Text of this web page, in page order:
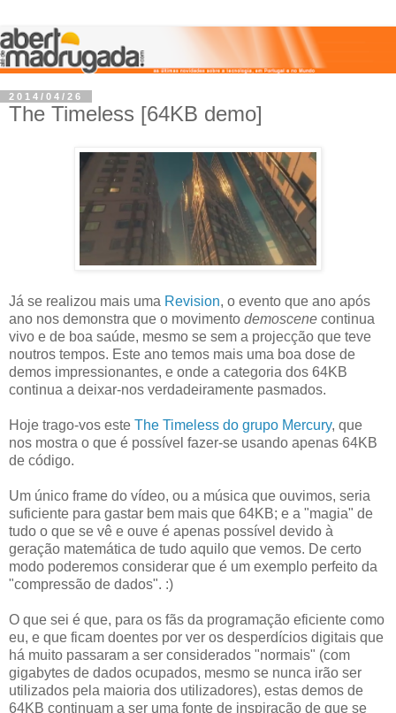
2014/04/26
The Timeless [64KB demo]
Já se realizou mais uma Revision, o evento que ano após
ano nos demonstra que o movimento demoscene continua
vivo e de boa saúde, mesmo se sem a projecção que teve
noutros tempos. Este ano temos mais uma boa dose de
demos impressionantes, e onde a categoria dos 64KB
continua a deixar-nos verdadeiramente pasmados.
Hoje trago-vos este The Timeless do grupo Mercury, que
nos mostra o que é possível fazer-se usando apenas 64KB
de código.
Um único frame do vídeo, ou a música que ouvimos, seria
suficiente para gastar bem mais que 64KB; e a "magia" de
tudo o que se vê e ouve é apenas possível devido à
geração matemática de tudo aquilo que vemos. De certo
modo poderemos considerar que é um exemplo perfeito da
"compressão de dados". :)
O que sei é que, para os fãs da programação eficiente como
eu, e que ficam doentes por ver os desperdícios digitais que
há muito passaram a ser considerados "normais" (com
gigabytes de dados ocupados, mesmo se nunca irão ser
utilizados pela maioria dos utilizadores), estas demos de
64KB continuam a ser uma fonte de inspiração de que se